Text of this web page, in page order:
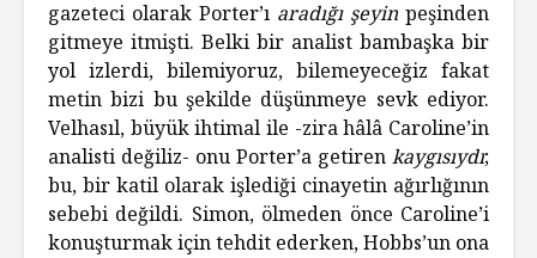
gazeteci olarak Porter’ı aradığı şeyinpeşinden
gitmeye itmişti. Belki bir analist bambaşka bir
yol izlerdi, bilemiyoruz, bilemeyeceğiz fakat
metin bizi bu şekilde düşünmeye sevk ediyor.
Velhasıl, büyük ihtimal ile -zira hâlâ Caroline’in
analisti değiliz- onu Porter’a getiren kaygısıydı;
bu, bir katil olarak işlediği cinayetin ağırlığının
sebebi değildi. Simon, ölmeden önce Caroline’i
konuşturmak için tehdit ederken, Hobbs’un ona